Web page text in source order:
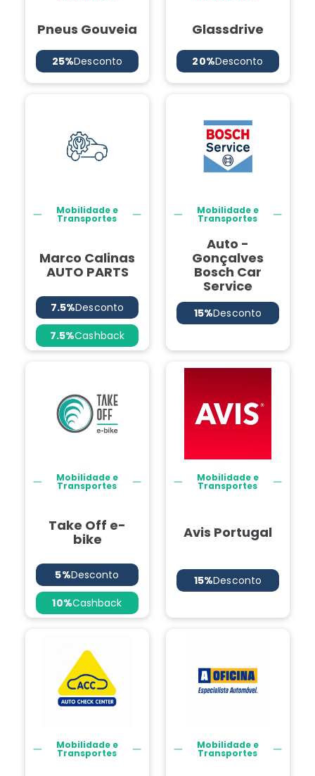
Pneus Gouveia
25%Desconto
Glassdrive
20%Desconto
Mobilidade e
Transportes
Marco Calinas
AUTO PARTS
7.5%Desconto
7.5%Cashback
Mobilidade e
Transportes
Auto -
Gonçalves
Bosch Car
Service
15%Desconto
Mobilidade e
Transportes
Take Off e-
bike
5%Desconto
10%Cashback
Mobilidade e
Transportes
Avis Portugal
15%Desconto
Mobilidade e
Transportes
Mobilidade e
Transportes